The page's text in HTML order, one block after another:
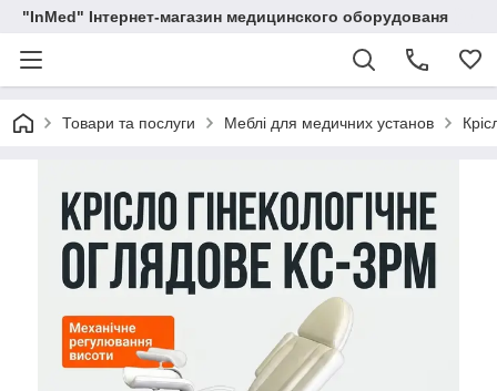
"InMed" Інтернет-магазин медицинского оборудованя
Товари та послуги Меблі для медичних установ